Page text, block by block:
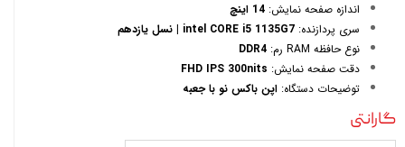
اندازه صفحه نمایش: 14 اینچ
سری پردازنده: intel CORE i5 1135G7 | نسل یازدهم
نوع حافظه RAM رم:
DDR4
دقت صفحه نمایش: FHD IPS 300nits
توضیحات دستگاه: اپن باکس نو با جعبه
گارانتی